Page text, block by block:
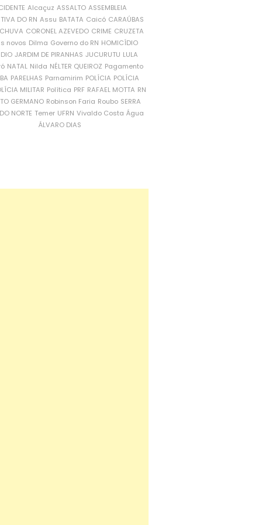
Alcaçuz ASSALTO ASSEMBLEIA
DO RN Assu BATATA Caicó CARAÚBAS
CORONEL AZEVEDO CRIME CRUZETA
novos Dilma Governo do RN HOMICÍDIO
JARDIM DE PIRANHAS JUCURUTU LULA
NATAL Nilda NÉLTER QUEIROZ Pagamento
PARELHAS Parnamirim POLÍCIA POLÍCIA
MILITAR Política PRF RAFAEL MOTTA RN
GERMANO Robinson Faria Roubo SERRA
NORTE Temer UFRN Vivaldo Costa Água
ÁLVARO DIAS